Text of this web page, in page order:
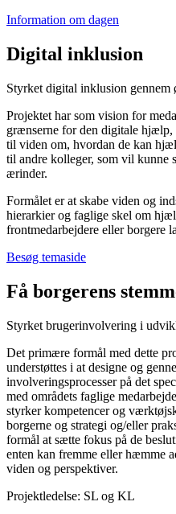
Information om dagen
Digital inklusion
Styrket digital inklusion gennem
Projektet har som vision for
grænserne for den digitale hjælp,
til viden om, hvordan de kan
til andre kolleger, som vil kunne
ærinder.
Formålet er at skabe viden og
hierarkier og faglige skel om
frontmedarbejdere eller borgere
Besøg temaside
Få borgerens
Styrket brugerinvolvering i
Det primære formål med dette
understøttes i at designe og
involveringsprocesser på det
med områdets faglige
styrker kompetencer og
borgerne og strategi og/eller
formål at sætte fokus på de
enten kan fremme eller hæmme
viden og perspektiver.
Projektledelse: SL og KL